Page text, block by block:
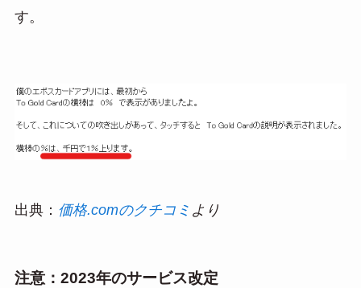
す。
出典： 価格.comのクチコミ より
注意：2023年のサービス改定